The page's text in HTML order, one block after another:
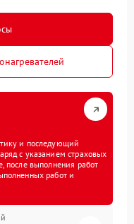
и последующий
с указанием страховых
после выполнения работ
работ и